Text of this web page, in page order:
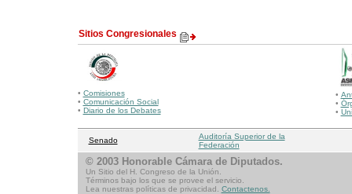
Sitios Congresionales
• Comisiones
• Comunicación Social
• Diario de los Debates
•
•
•
Senado
Auditoría Superior de la
Federación
© 2003 Honorable Cámara de Diputados.
Un Sitio del H. Congreso de la Unión.
Términos bajo los que se provee el servicio.
Lea nuestras políticas de privacidad. Contactenos.